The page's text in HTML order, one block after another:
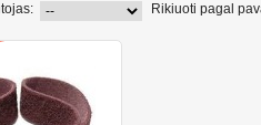
Rikiuoti pagal